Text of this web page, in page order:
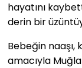
hayatını
derin bir
Bebeğin
amacıyla